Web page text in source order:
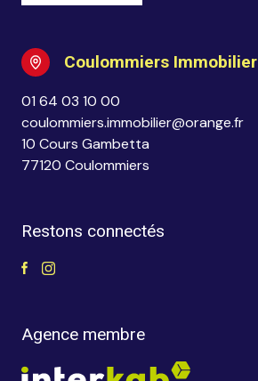
Coulommiers Immobilier
01 64 03 10 00
coulommiers.immobilier@orange.fr
10 Cours Gambetta
77120 Coulommiers
Restons connectés
Agence membre